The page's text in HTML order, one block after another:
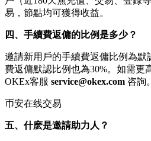
易，節點均可獲得收益。
四、手續費返傭的比例是多少？
邀請新用戶的手續費返傭比例為默
費返傭默認比例也為30%。如需更
OKEx客服 service@okex.com 咨詢。
币安在线交易
五、什麽是邀請助力人？